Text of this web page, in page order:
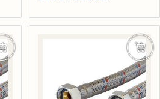
Добавяне в количката